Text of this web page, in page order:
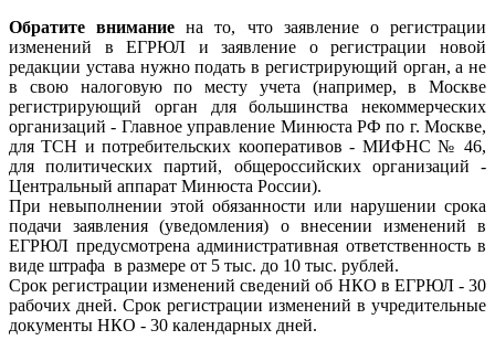
Обратите внимание на то, что заявление о регистрации
изменений в ЕГРЮЛ и заявление о регистрации новой
редакции устава нужно подать в регистрирующий орган, а не
в свою налоговую по месту учета (например, в Москве
регистрирующий орган для большинства некоммерческих
организаций - Главное управление Минюста РФ по г. Москве,
для ТСН и потребительских кооперативов - МИФНС № 46,
для политических партий, общероссийских организаций -
Центральный аппарат Минюста России).
При невыполнении этой обязанности или нарушении срока
подачи заявления (уведомления) о внесении изменений в
ЕГРЮЛ предусмотрена административная ответственность в
виде штрафа в размере от 5 тыс. до 10 тыс. рублей.
Срок регистрации изменений сведений об НКО в ЕГРЮЛ - 30
рабочих дней. Срок регистрации изменений в учредительные
документы НКО - 30 календарных дней.